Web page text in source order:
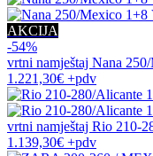
AKCIJA
-54%
vrtni namještaj Nana
1.221,30€ +pdv
vrtni namještaj Rio 210-
1.139,30€ +pdv